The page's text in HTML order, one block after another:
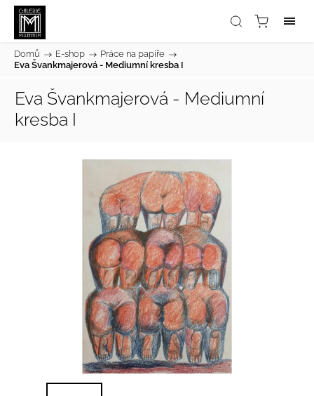
Domů / E-shop / Práce na papíře /
Eva Švankmajerová - Mediumní kresba I
Eva Švankmajerová - Mediumní
kresba I